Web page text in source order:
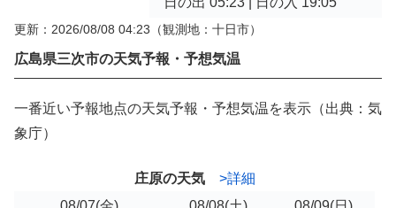
更新：2026/08/08 04:23 （観測地：十日市）
広島県三次市の天気予報・予想気温
一番近い予報地点の天気予報・予想気温を表示（出典：気
象庁）
庄原の天気
>詳細